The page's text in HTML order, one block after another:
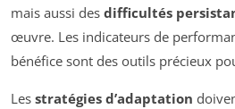
mais aussi des difficultés
œuvre. Les indicateurs de
bénéfice sont des outils précieux
Les stratégies d’adaptation